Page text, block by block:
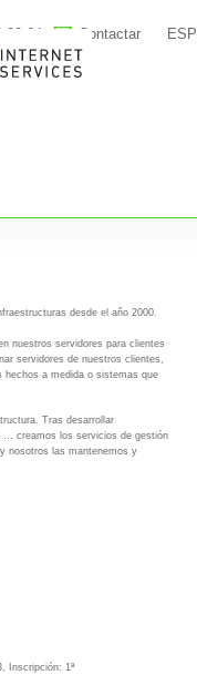
80 64 Contactar ESP
desde el año 2000.
nuestros servidores para clientes
servidores de nuestros clientes,
hechos a medida o sistemas que
Tras desarrollar
… creamos los servicios de gestión
nosotros las mantenemos y
Inscripción: 1ª